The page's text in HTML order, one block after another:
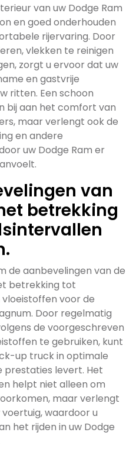
van uw Dodge Ram
en goed onderhouden
rijervaring. Door
vlekken te reinigen
zorgt u ervoor dat uw
en gastvrije
ritten. Een schoon
bij aan het comfort van
maar verlengt ook de
en andere
uw Dodge Ram er
van
betrekking
de aanbevelingen van de
betrekking tot
voor de
Door regelmatig
de voorgeschreven
te gebruiken, kunt
up truck in optimale
prestaties levert. Het
helpt niet alleen om
maar verlengt
waardoor u
het rijden in uw Dodge